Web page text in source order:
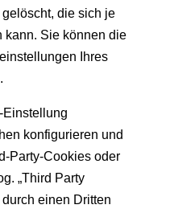
die sich je
kann. Sie können die
Ihres
Einstellung
konfigurieren und
Party-Cookies oder
„Third Party
einen Dritten